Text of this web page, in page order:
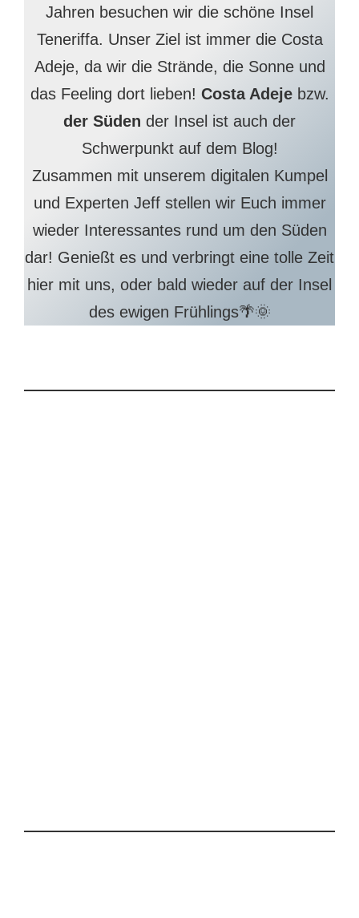
Jahren besuchen wir die schöne Insel
Teneriffa. Unser Ziel ist immer die Costa
Adeje, da wir die Strände, die Sonne und
das Feeling dort lieben! Costa Adejebzw.
der Süden der Insel ist auch der
Schwerpunkt auf dem Blog!
Zusammen mit unserem digitalen Kumpel
und Experten Jeff stellen wir Euch immer
wieder Interessantes rund um den Süden
dar! Genießt es und verbringt eine tolle Zeit
hier mit uns, oder bald wieder auf der Insel
des ewigen Frühlings🌴🌞